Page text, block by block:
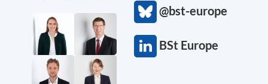
@bst-europe
BSt Europe